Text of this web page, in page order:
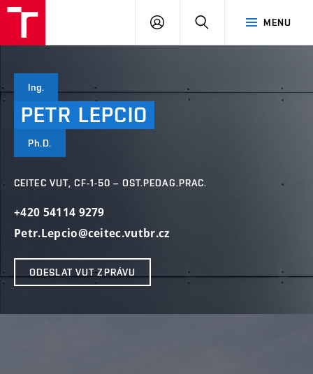
MENU
PŘIHLÁSIT
Ing.
PETR LEPCIO
Ph.D.
CEITEC VUT, CF-1-50 – OST.PEDAG.PRAC.
+420 54114 9279
Petr.Lepcio@ceitec.vutbr.cz
ODESLAT VUT ZPRÁVU